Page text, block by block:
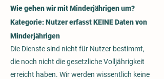
Wie gehen wir mit Minderjährigen um?
Kategorie: Nutzer erfasst KEINE Daten von
Minderjährigen
Die Dienste sind nicht für Nutzer bestimmt,
die noch nicht die gesetzliche Volljährigkeit
erreicht haben. Wir werden wissentlich keine